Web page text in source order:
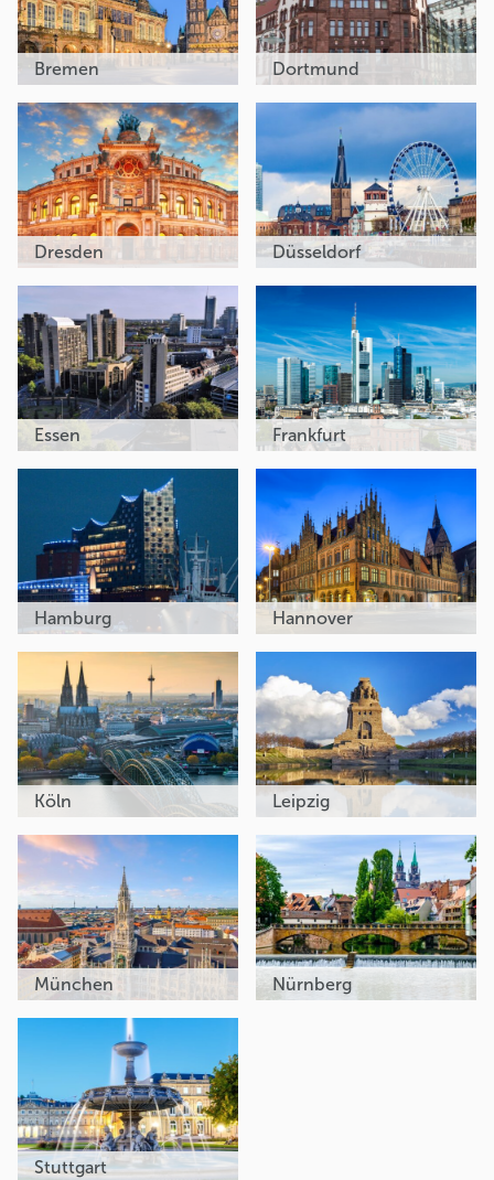
Bremen Dortmund
Dresden Düsseldorf
Essen Frankfurt
Hamburg Hannover
Köln Leipzig
München Nürnberg
Stuttgart